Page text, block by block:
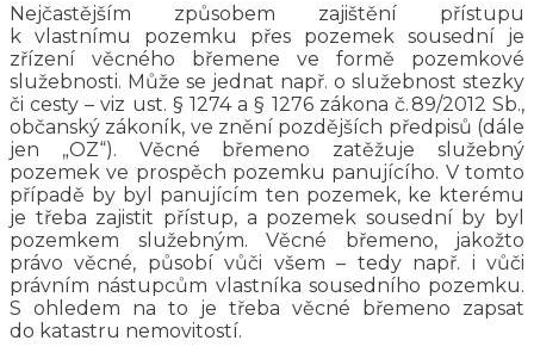
Nejčastějším způsobem zajištění přístupu
k vlastnímu pozemku přes pozemek sousední je
zřízení věcného břemene ve formě pozemkové
služebnosti. Může se jednat např. o služebnost stezky
či cesty – viz ust. § 1274 a § 1276 zákona č. 89/2012 Sb.,
občanský zákoník, ve znění pozdějších předpisů (dále
jen „OZ“). Věcné břemeno zatěžuje služebný
pozemek ve prospěch pozemku panujícího. V tomto
případě by byl panujícím ten pozemek, ke kterému
je třeba zajistit přístup, a pozemek sousední by byl
pozemkem služebným. Věcné břemeno, jakožto
právo věcné, působí vůči všem – tedy např. i vůči
právním nástupcům vlastníka sousedního pozemku.
S ohledem na to je třeba věcné břemeno zapsat
do katastru nemovitostí.